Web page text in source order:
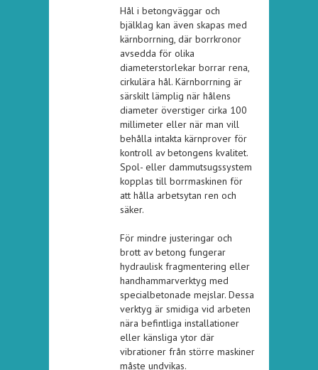
Hål i betongväggar och
bjälklag kan även skapas med
kärnborrning, där borrkronor
avsedda för olika
diameterstorlekar borrar rena,
cirkulära hål. Kärnborrning är
särskilt lämplig när hålens
diameter överstiger cirka 100
millimeter eller när man vill
behålla intakta kärnprover för
kontroll av betongens kvalitet.
Spol- eller dammutsugssystem
kopplas till borrmaskinen för
att hålla arbetsytan ren och
säker.
För mindre justeringar och
brott av betong fungerar
hydraulisk fragmentering eller
handhammarverktyg med
specialbetonade mejslar. Dessa
verktyg är smidiga vid arbeten
nära befintliga installationer
eller känsliga ytor där
vibrationer från större maskiner
måste undvikas.